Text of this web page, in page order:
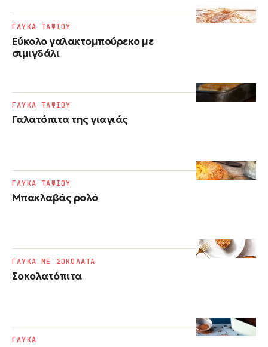
Εύκολο γαλακτομπούρεκο με
σιμιγδάλι
ΓΛΥΚΑ ΤΑΨΙΟΥ
Γαλατόπιτα της γιαγιάς
ΓΛΥΚΑ ΤΑΨΙΟΥ
Μπακλαβάς ρολό
ΓΛΥΚΑ ΤΑΨΙΟΥ
Σοκολατόπιτα
ΓΛΥΚΑ ΜΕ ΣΟΚΟΛΑΤΑ
ΓΛΥΚΑ